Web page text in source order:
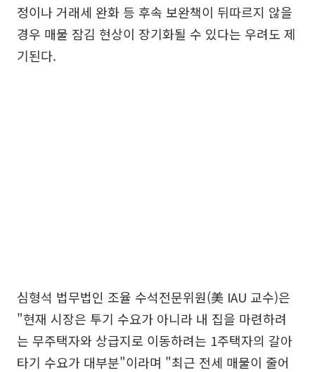
정이나 거래세 완화 등 후속 보완책이 뒤따르지 않을
경우 매물 잠김 현상이 장기화될 수 있다는 우려도 제
기된다.
심형석 법무법인 조율 수석전문위원(美 IAU 교수)은
"현재 시장은 투기 수요가 아니라 내 집을 마련하려
는 무주택자와 상급지로 이동하려는 1주택자의 갈아
타기 수요가 대부분"이라며 "최근 전세 매물이 줄어